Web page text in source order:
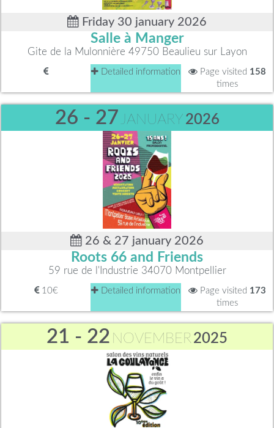
Friday 30 january 2026
Salle à Manger
Gite de la Mulonnière 49750 Beaulieu sur Layon
Detailed information Page visited 158
times
26 - 27 JANUARY 2026
26 & 27 january 2026
Roots 66 and Friends
59 rue de l'Industrie 34070 Montpellier
10€ Detailed information Page visited 173
times
21 - 22 NOVEMBER 2025